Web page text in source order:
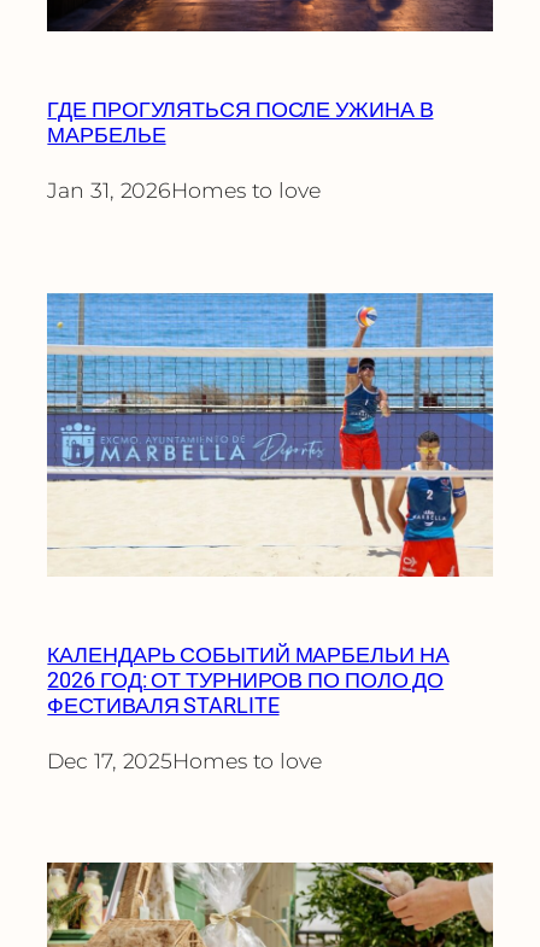
ГДЕ ПРОГУЛЯТЬСЯ ПОСЛЕ УЖИНА В
МАРБЕЛЬЕ
Jan 31, 2026Homes to love
КАЛЕНДАРЬ СОБЫТИЙ МАРБЕЛЬИ НА
2026 ГОД: ОТ ТУРНИРОВ ПО ПОЛО ДО
ФЕСТИВАЛЯ STARLITE
Dec 17, 2025Homes to love